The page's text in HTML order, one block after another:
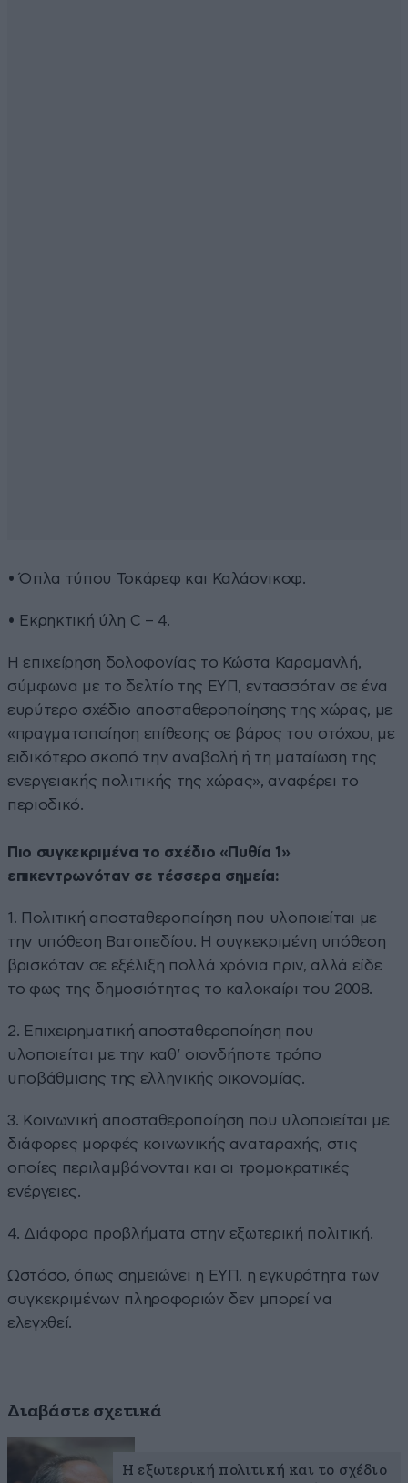
• Όπλα τύπου Τοκάρεφ και Καλάσνικοφ.
• Εκρηκτική ύλη C – 4.
Η επιχείρηση δολοφονίας το Κώστα Καραμανλή,
σύμφωνα με το δελτίο της ΕΥΠ, εντασσόταν σε ένα
ευρύτερο σχέδιο αποσταθεροποίησης της χώρας, με
«πραγματοποίηση επίθεσης σε βάρος του στόχου, με
ειδικότερο σκοπό την αναβολή ή τη ματαίωση της
ενεργειακής πολιτικής της χώρας», αναφέρει το
περιοδικό.
Πιο συγκεκριμένα το σχέδιο «Πυθία 1»
επικεντρωνόταν σε τέσσερα σημεία:
1. Πολιτική αποσταθεροποίηση που υλοποιείται με
την υπόθεση Βατοπεδίου. Η συγκεκριμένη υπόθεση
βρισκόταν σε εξέλιξη πολλά χρόνια πριν, αλλά είδε
το φως της δημοσιότητας το καλοκαίρι του 2008.
2. Επιχειρηματική αποσταθεροποίηση που
υλοποιείται με την καθ’ οιονδήποτε τρόπο
υποβάθμισης της ελληνικής οικονομίας.
3. Κοινωνική αποσταθεροποίηση που υλοποιείται με
διάφορες μορφές κοινωνικής αναταραχής, στις
οποίες περιλαμβάνονται και οι τρομοκρατικές
ενέργειες.
4. Διάφορα προβλήματα στην εξωτερική πολιτική.
Ωστόσο, όπως σημειώνει η ΕΥΠ, η εγκυρότητα των
συγκεκριμένων πληροφοριών δεν μπορεί να
ελεγχθεί.
Διαβάστε σχετικά
Η εξωτερική πολιτική και το σχέδιο